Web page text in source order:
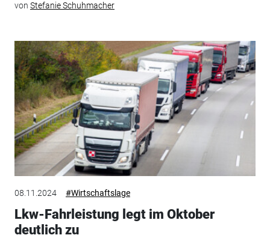
von Stefanie Schuhmacher
08.11.2024 #Wirtschaftslage
Lkw-Fahrleistung legt im Oktober
deutlich zu